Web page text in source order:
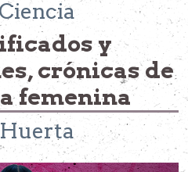
y
crónicas de
femenina